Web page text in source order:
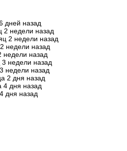
дней назад
2 недели назад
2 недели назад
недели назад
недели назад
недели назад
недели назад
2 дня назад
4 дня назад
дня назад